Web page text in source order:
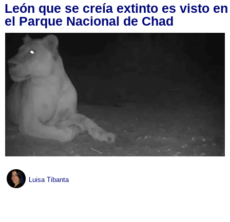
León que se creía extinto es visto en
el Parque Nacional de Chad
Luisa Tibanta